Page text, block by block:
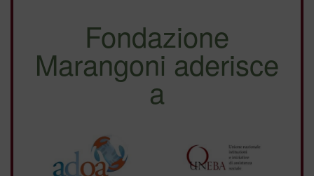
Fondazione
Marangoni aderisce
a